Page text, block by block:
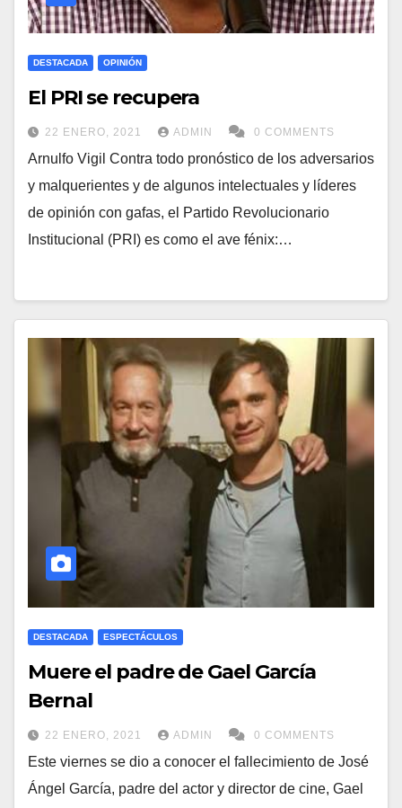
DESTACADA OPINIÓN
El PRI se recupera
22 ENERO, 2021 ADMIN 0 COMMENTS
Arnulfo Vigil Contra todo pronóstico de los adversarios
y malquerientes y de algunos intelectuales y líderes
de opinión con gafas, el Partido Revolucionario
Institucional (PRI) es como el ave fénix:…
DESTACADA ESPECTÁCULOS
Muere el padre de Gael García
Bernal
22 ENERO, 2021 ADMIN 0 COMMENTS
Este viernes se dio a conocer el fallecimiento de José
Ángel García, padre del actor y director de cine, Gael